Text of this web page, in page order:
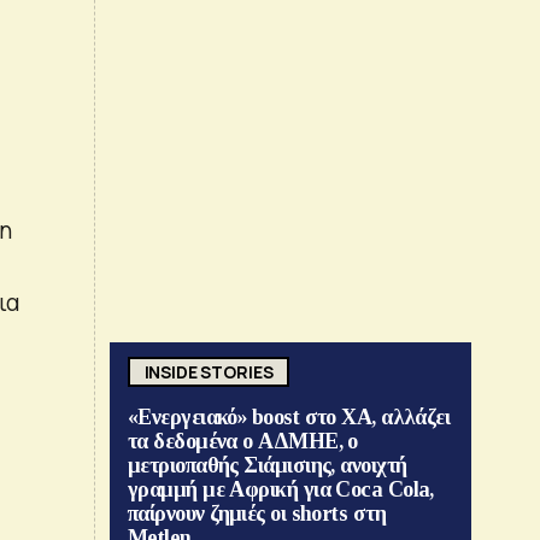
INSIDE STORIES
«Ενεργειακό» boost στο ΧΑ, αλλάζει
τα δεδομένα ο ΑΔΜΗΕ, ο
μετριοπαθής Σιάμισιης, ανοιχτή
γραμμή με Αφρική για Coca Cola,
παίρνουν ζημιές οι shorts στη